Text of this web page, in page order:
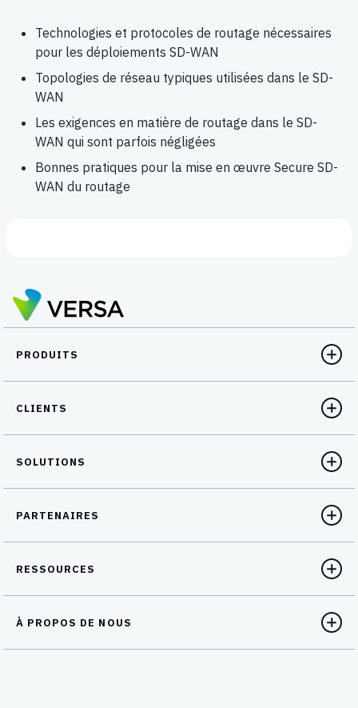
Technologies et protocoles de routage nécessaires
pour les déploiements SD-WAN
Topologies de réseau typiques utilisées dans le SD-
WAN
Les exigences en matière de routage dans le SD-
WAN qui sont parfois négligées
Bonnes pratiques pour la mise en œuvre Secure SD-
WAN du routage
PRODUITS
CLIENTS
SOLUTIONS
PARTENAIRES
RESSOURCES
À PROPOS DE NOUS